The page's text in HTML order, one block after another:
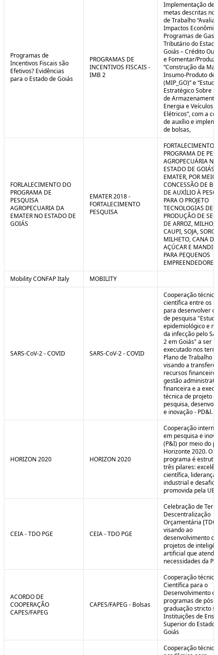
Programas de
Incentivos Fiscais são
Efetivos? Evidências
para o Estado de Goiás
PROGRAMAS DE
INCENTIVOS FISCAIS -
IMB 2
Implementação de
metas descritas
de Trabalho
Impactos
Programas de
Tributário do
Goiás – Crédito
e Fomentar/
“Construção da
Insumo-Produto de
(MIP_GO)” e “Estudo
Estratégico Sobre
de
Energia e Veículos
Elétricos”, com a
de auxílio e
de bolsas,
FORLALECIMENTO DO
PROGRAMA DE
PESQUISA
AGROPECUARIA DA
EMATER NO ESTADO DE
GOIÁS
EMATER 2018 -
FORTALECIMENTO
PESQUISA
FORTALECIMENTO
PROGRAMA DE
AGROPECUÁRIA NO
ESTADO DE GOIÁS
EMATER, POR
CONCESSÃO DE
DE AUXÍLIO À
PARA O PROJETO
TECNOLOGIAS DE
PRODUÇÃO DE
DE ARROZ, MILHO,
CAUPI, SOJA,
MILHETO, CANA DE
AÇÚCAR E
PARA PEQUENOS
Mobility CONFAP Italy
MOBILITY
SARS-CoV-2 - COVID SARS-CoV-2 - COVID
Cooperação
científica entre os
para desenvolver o
de pesquisa "Estudo
epidemiológico e
da infecção pelo
2 em Goiás" a ser
executado nos
Plano de Trabalho
visando a
recursos
gestão
financeira e a
técnica de projeto
pesquisa,
e inovação - PD&l.
HORIZON 2020 HORIZON 2020
Cooperação
em pesquisa e
(P&I) por meio do
Horizonte 2020. O
programa é
três pilares:
científica, liderança
industrial e
promovida pela UE.
CEIA - TDO PGE CEIA - TDO PGE
Celebração de
Descentralização
Orçamentária
visando ao
desenvolvimento de
projetos de
artificial que
necessidades da
ACORDO DE
COOPERAÇÃO
CAPES/FAPEG
CAPES/FAPEG - Bolsas
Cooperação
Científica para o
Desenvolvimento
programas de pós-
graduação stricto
Instituições de
Superior do Estado
Goiás
Cooperação